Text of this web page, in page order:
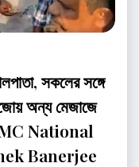
সকলের সঙ্গে
অন্য মেজাজে
National
Banerjee